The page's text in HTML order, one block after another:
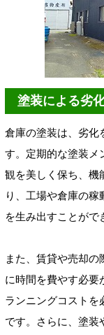
塗装による劣
倉庫の塗装は、劣化
す。定期的な塗装メ
観を美しく保ち、機
り、工場や倉庫の
を生み出すことがで
また、賃貸や売却
に時間を費やす必要
ランニングコストを
です。さらに、塗装